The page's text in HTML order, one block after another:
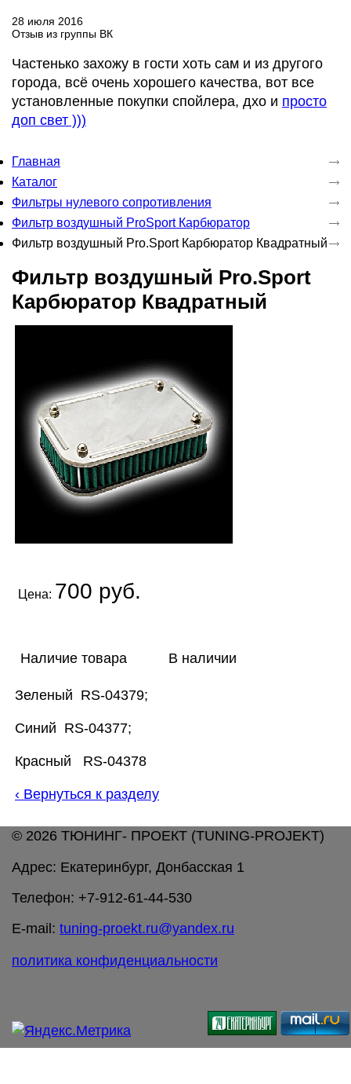
28 июля 2016
Отзыв из группы ВК
Частенько захожу в гости хоть сам и из другого
города, всё очень хорошего качества, вот все
установленные покупки спойлера, дхо и просто
доп свет )))
Главная
Каталог
Фильтры нулевого сопротивления
Фильтр воздушный ProSport Карбюратор
Фильтр воздушный Pro.Sport Карбюратор Квадратный
Фильтр воздушный Pro.Sport
Карбюратор Квадратный
Цена: 700 руб.
Наличие товара В наличии
Зеленый RS-04379;
Синий RS-04377;
Красный RS-04378
‹ Вернуться к разделу
© 2026 ТЮНИНГ- ПРОЕКТ (TUNING-PROJEKT)
Адрес: Екатеринбург, Донбасская 1
Телефон: +7-912-61-44-530
E-mail: tuning-proekt.ru@yandex.ru
политика конфиденциальности